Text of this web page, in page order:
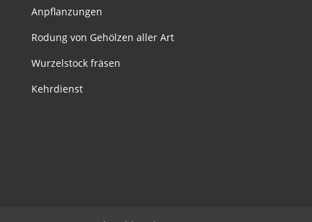
Anpflanzungen
Rodung von Gehölzen aller Art
Wurzelstock fräsen
Kehrdienst